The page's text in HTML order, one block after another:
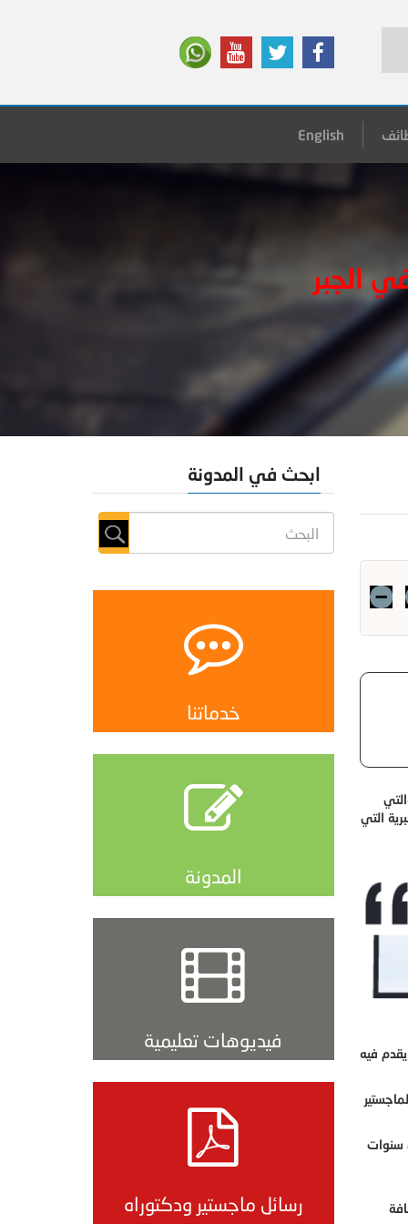
English
الجبر
التي
فيه
سنوات
ابحث في المدونة
خدماتنا
المدونة
فيديوهات تعليمية
رسائل ماجستير ودكتوراه